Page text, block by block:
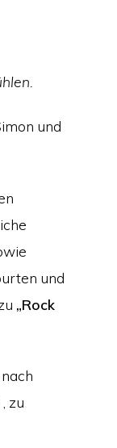
und
und
„Rock
zu